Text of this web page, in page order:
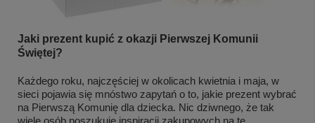
Jaki prezent kupić z okazji Pierwszej Komunii
Świętej?
Każdego roku, najczęściej w okolicach kwietnia i maja, w
sieci pojawia się mnóstwo zapytań o to, jakie prezent wybrać
na Pierwszą Komunię dla dziecka. Nic dziwnego, że tak
wiele osób poszukuje inspiracji zakupowych na tę